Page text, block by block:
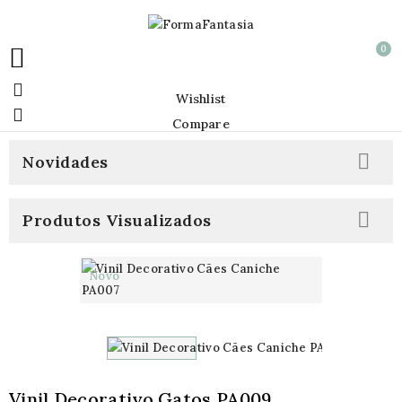
 0
 Wishlist
 Compare
Novidades 
Produtos Visualizados 
Novo